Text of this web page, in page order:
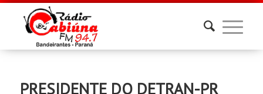
PRESIDENTE DO DETRAN-PR